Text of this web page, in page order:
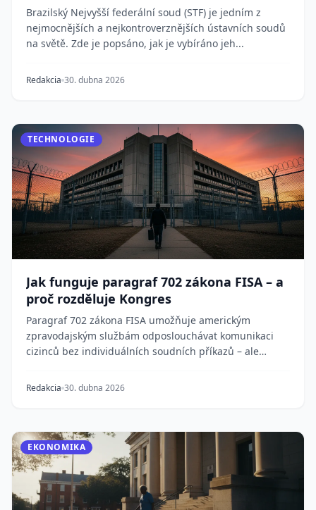
Brazilský Nejvyšší federální soud (STF) je jedním z
nejmocnějších a nejkontroverznějších ústavních soudů
na světě. Zde je popsáno, jak je vybíráno jeh...
Redakcia 30. dubna 2026
TECHNOLOGIE
Jak funguje paragraf 702 zákona FISA – a
proč rozděluje Kongres
Paragraf 702 zákona FISA umožňuje americkým
zpravodajským službám odposlouchávat komunikaci
cizinců bez individuálních soudních příkazů – ale
Redakcia 30. dubna 2026
EKONOMIKA